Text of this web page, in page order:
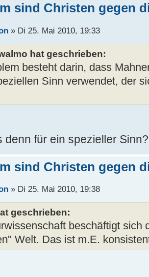
sind Christen gegen
» Di 25. Mai 2010, 19:33
hat geschrieben:
besteht darin, dass
Sinn verwendet, der
denn für ein spezieller Sinn?
sind Christen gegen
» Di 25. Mai 2010, 19:38
geschrieben:
beschäftigt sich
Welt. Das ist m.E.